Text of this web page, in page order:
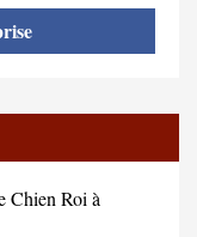
Chien Roi à